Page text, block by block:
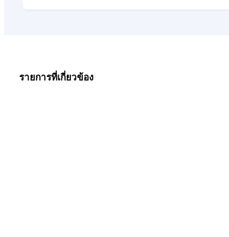
รายการที่เกี่ยวข้อง